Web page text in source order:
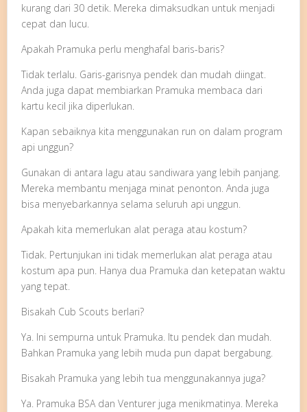
kurang dari 30 detik. Mereka dimaksudkan untuk menjadi
cepat dan lucu.
Apakah Pramuka perlu menghafal baris-baris?
Tidak terlalu. Garis-garisnya pendek dan mudah diingat.
Anda juga dapat membiarkan Pramuka membaca dari
kartu kecil jika diperlukan.
Kapan sebaiknya kita menggunakan run on dalam program
api unggun?
Gunakan di antara lagu atau sandiwara yang lebih panjang.
Mereka membantu menjaga minat penonton. Anda juga
bisa menyebarkannya selama seluruh api unggun.
Apakah kita memerlukan alat peraga atau kostum?
Tidak. Pertunjukan ini tidak memerlukan alat peraga atau
kostum apa pun. Hanya dua Pramuka dan ketepatan waktu
yang tepat.
Bisakah Cub Scouts berlari?
Ya. Ini sempurna untuk Pramuka. Itu pendek dan mudah.
Bahkan Pramuka yang lebih muda pun dapat bergabung.
Bisakah Pramuka yang lebih tua menggunakannya juga?
Ya. Pramuka BSA dan Venturer juga menikmatinya. Mereka